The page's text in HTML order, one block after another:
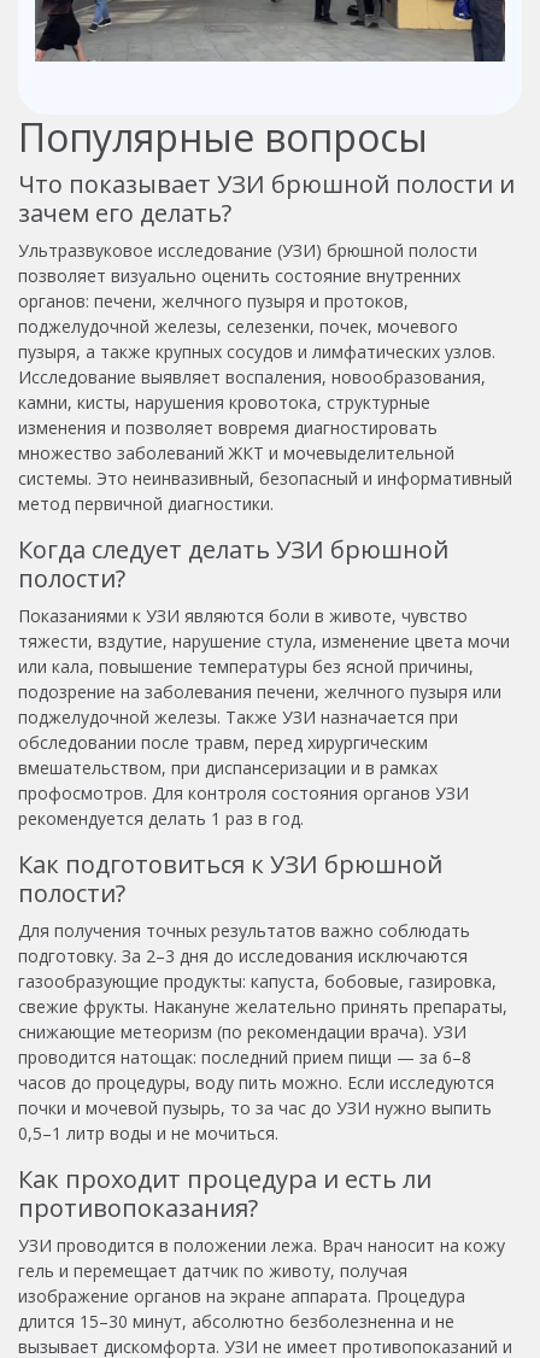
Популярные вопросы
Что показывает УЗИ брюшной полости и
зачем его делать?
Ультразвуковое исследование (УЗИ) брюшной полости
позволяет визуально оценить состояние внутренних
органов: печени, желчного пузыря и протоков,
поджелудочной железы, селезенки, почек, мочевого
пузыря, а также крупных сосудов и лимфатических узлов.
Исследование выявляет воспаления, новообразования,
камни, кисты, нарушения кровотока, структурные
изменения и позволяет вовремя диагностировать
множество заболеваний ЖКТ и мочевыделительной
системы. Это неинвазивный, безопасный и информативный
метод первичной диагностики.
Когда следует делать УЗИ брюшной
полости?
Показаниями к УЗИ являются боли в животе, чувство
тяжести, вздутие, нарушение стула, изменение цвета мочи
или кала, повышение температуры без ясной причины,
подозрение на заболевания печени, желчного пузыря или
поджелудочной железы. Также УЗИ назначается при
обследовании после травм, перед хирургическим
вмешательством, при диспансеризации и в рамках
профосмотров. Для контроля состояния органов УЗИ
рекомендуется делать 1 раз в год.
Как подготовиться к УЗИ брюшной
полости?
Для получения точных результатов важно соблюдать
подготовку. За 2–3 дня до исследования исключаются
газообразующие продукты: капуста, бобовые, газировка,
свежие фрукты. Накануне желательно принять препараты,
снижающие метеоризм (по рекомендации врача). УЗИ
проводится натощак: последний прием пищи — за 6–8
часов до процедуры, воду пить можно. Если исследуются
почки и мочевой пузырь, то за час до УЗИ нужно выпить
0,5–1 литр воды и не мочиться.
Как проходит процедура и есть ли
противопоказания?
УЗИ проводится в положении лежа. Врач наносит на кожу
гель и перемещает датчик по животу, получая
изображение органов на экране аппарата. Процедура
длится 15–30 минут, абсолютно безболезненна и не
вызывает дискомфорта. УЗИ не имеет противопоказаний и